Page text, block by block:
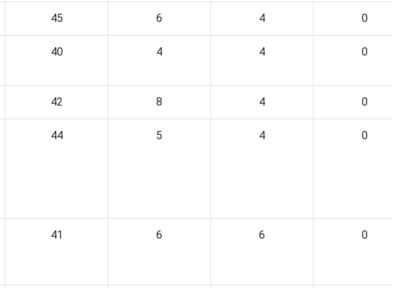
45 6 4 0
40 4 4 0
42 8 4 0
44 5 4 0
41 6 6 0